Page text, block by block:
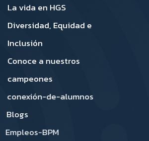
La vida en HGS
Diversidad, Equidad e
Inclusión
Conoce a nuestros
campeones
conexión-de-alumnos
Blogs
Empleos-BPM